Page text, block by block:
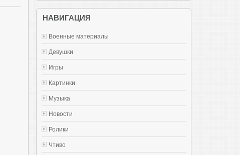
НАВИГАЦИЯ
Военные материалы
Девушки
Игры
Картинки
Музыка
Новости
Ролики
Чтиво